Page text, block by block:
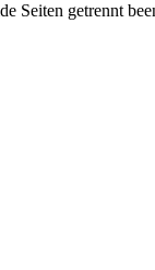
Seiten getrennt